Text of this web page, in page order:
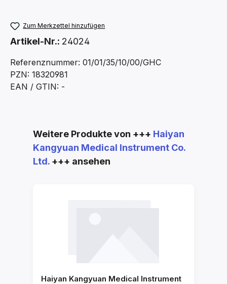
Zum Merkzettel hinzufügen
Artikel-Nr.: 24024
Referenznummer: 01/01/35/10/00/GHC
PZN: 18320981
EAN / GTIN: -
Produktgalerie überspringen
Weitere Produkte von +++ Haiyan
Kangyuan Medical Instrument Co.
Ltd. +++ ansehen
Haiyan Kangyuan Medical Instrument